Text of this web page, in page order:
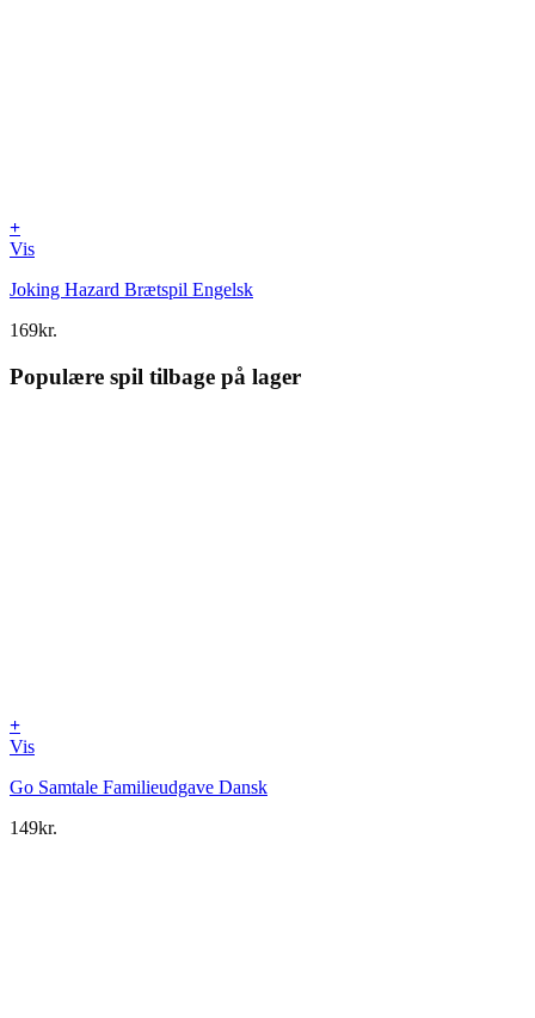
+
Vis
Joking Hazard Brætspil Engelsk
169kr.
Populære spil tilbage på lager
+
Vis
Go Samtale Familieudgave Dansk
149kr.